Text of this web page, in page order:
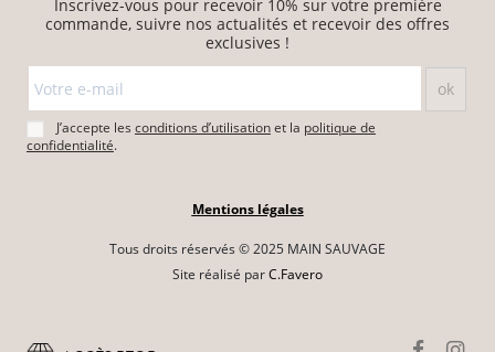
Inscrivez-vous pour recevoir 10% sur votre première
commande, suivre nos actualités et recevoir des offres
exclusives !
J’accepte les conditions d’utilisationet la politique de
confidentialité.
Mentions légales
Tous droits réservés © 2025 MAIN SAUVAGE
Site réalisé parC.Favero